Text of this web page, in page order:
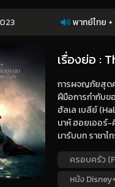
พากย์ไทย
เรื่องย่อ :
การผจญภัยสุดค
ฝีมือการกำกับ
ฮัลเล เบลีย์
นาห์ ฮอยเออร์-
มารับบท ราชาไ
ครอบครัว
หนัง